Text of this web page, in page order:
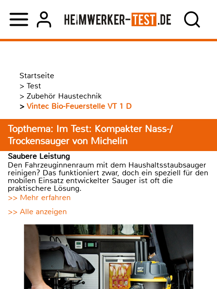
Startseite
> Test
> Zubehör Haustechnik
> Vintec Bio-Feuerstelle VT 1 D
Topthema: Im Test: Kompakter Nass-/
Trockensauger von Michelin
Saubere Leistung
Den Fahrzeuginnenraum mit dem Haushaltsstaubsauger
reinigen? Das funktioniert zwar, doch ein speziell für den
mobilen Einsatz entwickelter Sauger ist oft die
praktischere Lösung.
>> Mehr erfahren
>> Alle anzeigen